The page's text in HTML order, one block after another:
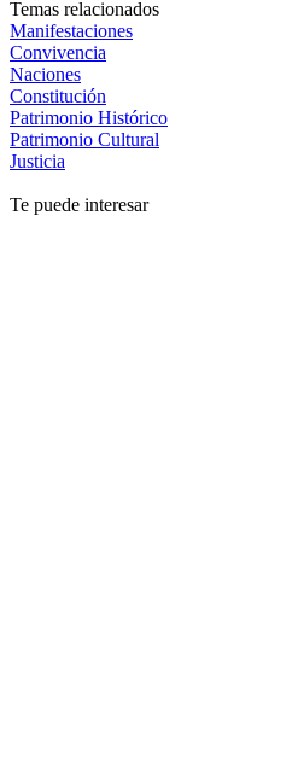
Temas relacionados
Manifestaciones
Convivencia
Naciones
Constitución
Patrimonio Histórico
Patrimonio Cultural
Justicia
Te puede interesar